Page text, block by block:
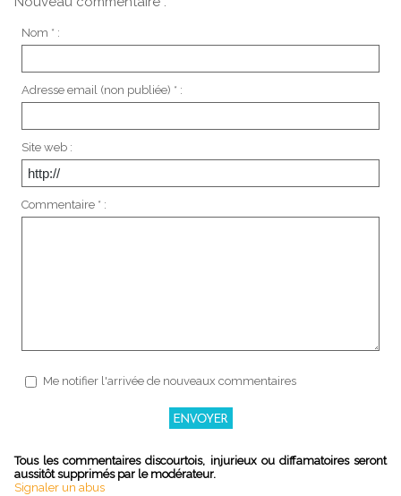
Nom * :
Adresse email (non publiée) * :
Site web :
Commentaire * :
Me notifier l'arrivée de nouveaux commentaires
Tous les commentaires discourtois, injurieux ou diffamatoires seront
aussitôt supprimés par le modérateur.
Signaler un abus